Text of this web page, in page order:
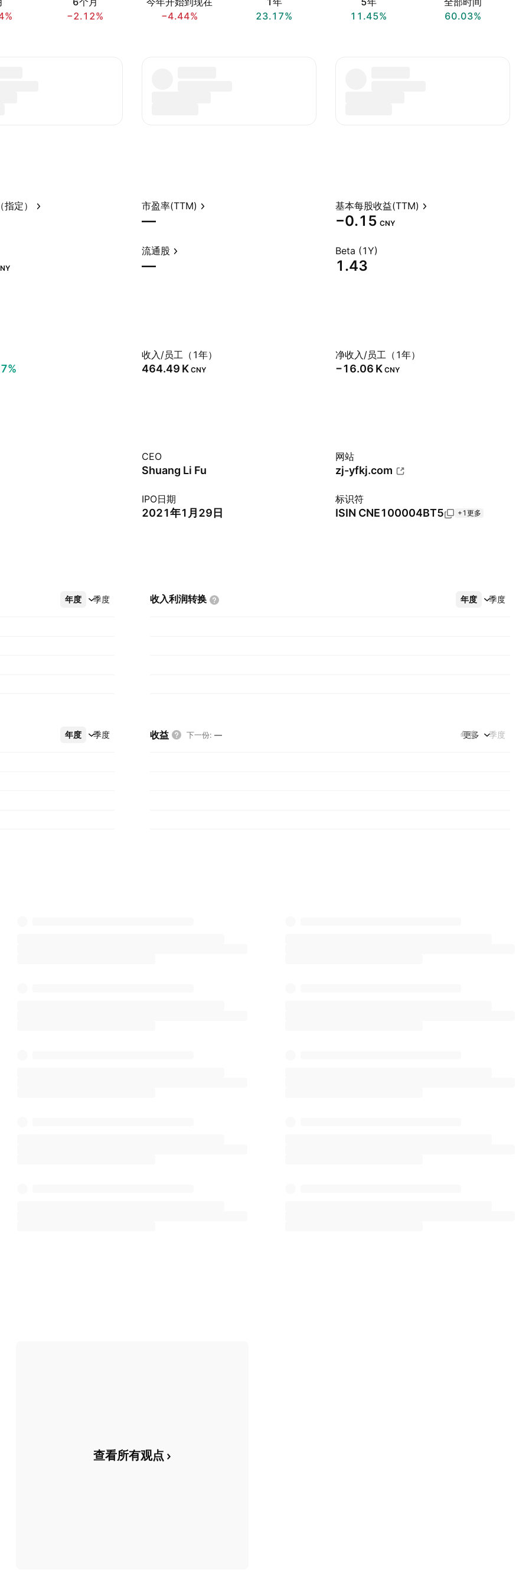
−2.12%
−4.44%
23.17%
11.45%
60.03%
定） 市盈率(TTM)
—
基本每股收益(TTM)
−0.15 CNY
流通股
—
Beta (1Y)
1.43
收入/员工（1年）
‪464.49 K‬ CNY
净收入/员工（1年）
‪−16.06 K‬ CNY
CEO
Shuang Li Fu
网站
zj-yfkj.com
IPO日期
2021年1月29日
标识符
ISIN CNE100004BT5 +1更多
年度 季度
更多 收入利润转换 年度 季度
更多
年度 季度
更多 收益 下一份: — 年度 季度
更多
查看所有观点